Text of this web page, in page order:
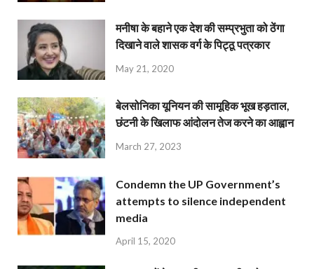
मनीषा के बहाने एक देश की सम्प्रभुता को ठेंगा
दिखाने वाले शासक वर्ग के पिट्ठू पत्रकार
May 21, 2020
बेलसोनिका यूनियन की सामूहिक भूख हड़ताल,
छंटनी के खिलाफ आंदोलन तेज करने का आह्वान
March 27, 2023
Condemn the UP Government’s
attempts to silence independent
media
April 15, 2020